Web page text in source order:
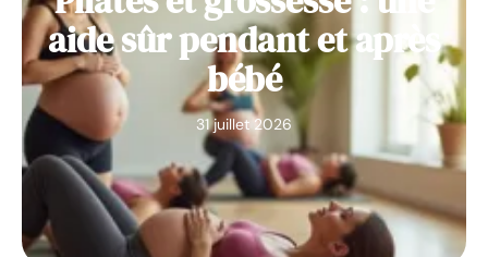
aide sûr pendant et après
bébé
31 juillet 2026